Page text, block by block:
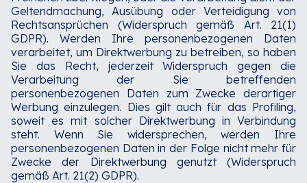
Geltendmachung, Ausübung oder Verteidigung von
Rechtsansprüchen (Widerspruch gemäß Art. 21(1)
GDPR). Werden Ihre personenbezogenen Daten
verarbeitet, um Direktwerbung zu betreiben, so haben
Sie das Recht, jederzeit Widerspruch gegen die
Verarbeitung der Sie betreffenden
personenbezogenen Daten zum Zwecke derartiger
Werbung einzulegen. Dies gilt auch für das Profiling,
soweit es mit solcher Direktwerbung in Verbindung
steht. Wenn Sie widersprechen, werden Ihre
personenbezogenen Daten in der Folge nicht mehr für
Zwecke der Direktwerbung genutzt (Widerspruch
gemäß Art. 21(2) GDPR).